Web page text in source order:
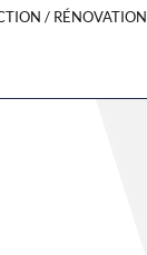
/ RÉNOVATION